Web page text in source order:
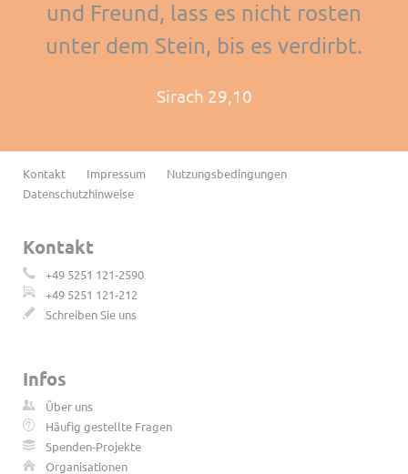
und Freund, lass es nicht rosten
unter dem Stein, bis es verdirbt.
Sirach 29,10
Navigation
überspringen
Kontakt Impressum
Nutzungsbedingungen
Datenschutzhinweise
Kontakt
+49 5251 121-2590
+49 5251 121-212
Schreiben Sie uns
Infos
Über uns
Häufig gestellte Fragen
Spenden-Projekte
Organisationen